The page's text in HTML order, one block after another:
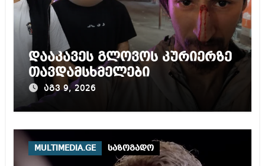
დააკავეს გლოვოს კურიერზე
თავდამსხმელები
აგვ 9, 2026
MULTIMEDIA.GE საზოგადო